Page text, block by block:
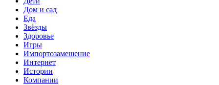
Дом и сад
Еда
Звёзды
Здоровье
Игры
Импортозамещение
Интернет
Истории
Компании